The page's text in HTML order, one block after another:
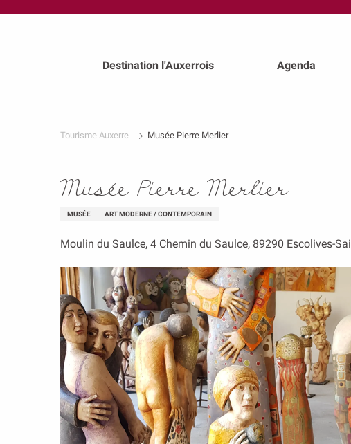
Destination l'Auxerrois Agenda
Tourisme Auxerre Musée Pierre Merlier
Musée Pierre Merlier
MUSÉE ART MODERNE / CONTEMPORAIN
Moulin du Saulce, 4 Chemin du Saulce, 89290 Escolives-